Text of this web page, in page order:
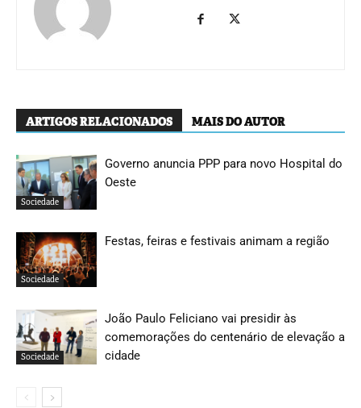
ARTIGOS RELACIONADOS MAIS DO AUTOR
Sociedade
Governo anuncia PPP para novo Hospital do
Oeste
Sociedade
Festas, feiras e festivais animam a região
Sociedade
João Paulo Feliciano vai presidir às
comemorações do centenário de elevação a
cidade